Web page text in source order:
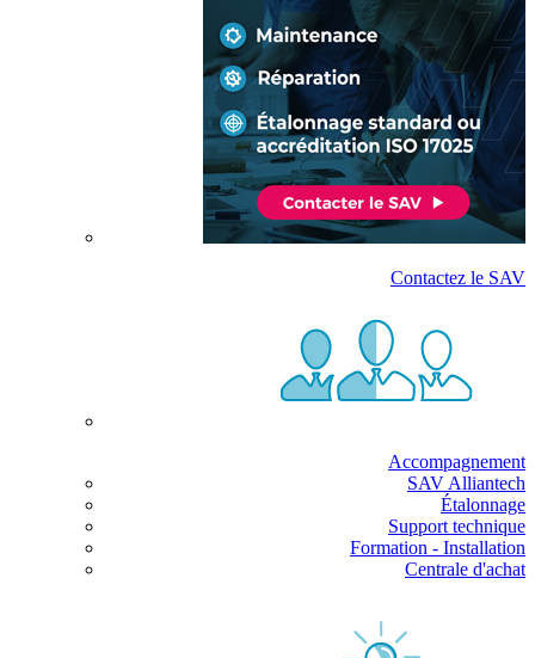
Contactez le SAV
Accompagnement
SAV Alliantech
Étalonnage
Support technique
Formation - Installation
Centrale d'achat